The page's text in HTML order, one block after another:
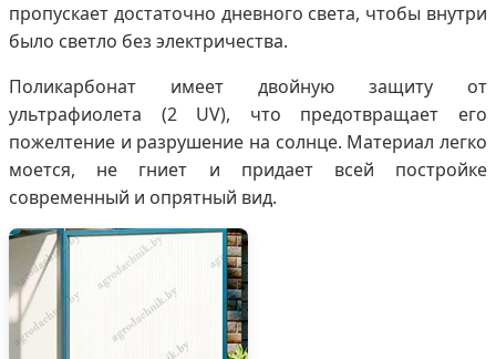
пропускает достаточно дневного света, чтобы внутри
было светло без электричества.
Поликарбонат имеет двойную защиту от
ультрафиолета (2 UV), что предотвращает его
пожелтение и разрушение на солнце. Материал легко
моется, не гниет и придает всей постройке
современный и опрятный вид.